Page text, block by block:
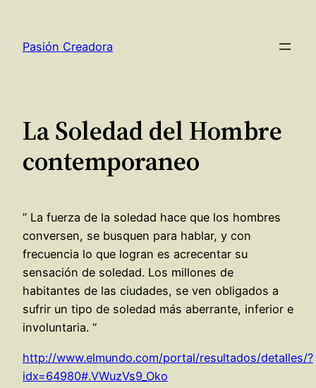
contenido
Pasión Creadora
La Soledad del Hombre
contemporaneo
” La fuerza de la soledad hace que los hombres
conversen, se busquen para hablar, y con
frecuencia lo que logran es acrecentar su
sensación de soledad. Los millones de
habitantes de las ciudades, se ven obligados a
sufrir un tipo de soledad más aberrante, inferior e
involuntaria. “
http://www.elmundo.com/portal/resultados/detalles/?
idx=64980#.VWuzVs9_Oko